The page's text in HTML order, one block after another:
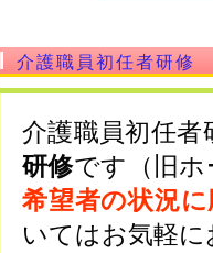
介護職員初任者研修
介護職員初任
研修です（旧ホ
希望者の状況
いてはお気軽